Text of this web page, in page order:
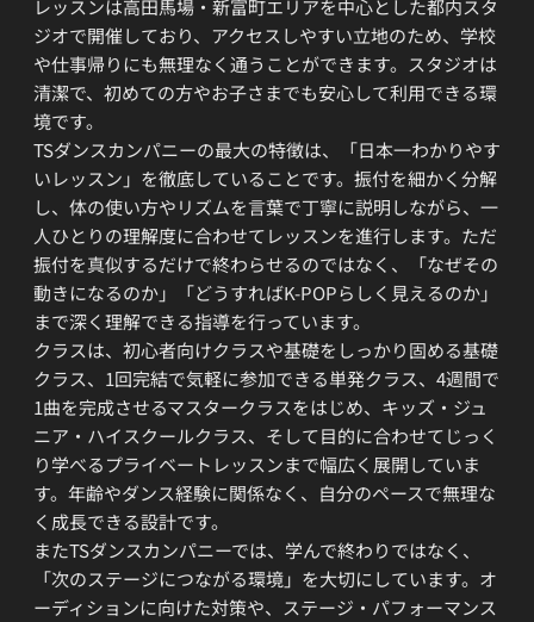
レッスンは高田馬場・新富町エリアを中心とした都内スタ
ジオで開催しており、アクセスしやすい立地のため、学校
や仕事帰りにも無理なく通うことができます。スタジオは
清潔で、初めての方やお子さまでも安心して利用できる環
境です。
TSダンスカンパニーの最大の特徴は、「日本一わかりやす
いレッスン」を徹底していることです。振付を細かく分解
し、体の使い方やリズムを言葉で丁寧に説明しながら、一
人ひとりの理解度に合わせてレッスンを進行します。ただ
振付を真似するだけで終わらせるのではなく、「なぜその
動きになるのか」「どうすればK-POPらしく見えるのか」
まで深く理解できる指導を行っています。
クラスは、初心者向けクラスや基礎をしっかり固める基礎
クラス、1回完結で気軽に参加できる単発クラス、4週間で
1曲を完成させるマスタークラスをはじめ、キッズ・ジュ
ニア・ハイスクールクラス、そして目的に合わせてじっく
り学べるプライベートレッスンまで幅広く展開していま
す。年齢やダンス経験に関係なく、自分のペースで無理な
く成長できる設計です。
またTSダンスカンパニーでは、学んで終わりではなく、
「次のステージにつながる環境」を大切にしています。オ
ーディションに向けた対策や、ステージ・パフォーマンス